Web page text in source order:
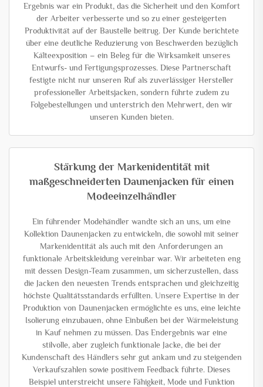
Ergebnis war ein Produkt, das die Sicherheit und den Komfort
der Arbeiter verbesserte und so zu einer gesteigerten
Produktivität auf der Baustelle beitrug. Der Kunde berichtete
über eine deutliche Reduzierung von Beschwerden bezüglich
Kälteexposition – ein Beleg für die Wirksamkeit unseres
Entwurfs- und Fertigungsprozesses. Diese Partnerschaft
festigte nicht nur unseren Ruf als zuverlässiger Hersteller
professioneller Arbeitsjacken, sondern führte zudem zu
Folgebestellungen und unterstrich den Mehrwert, den wir
unseren Kunden bieten.
Stärkung der Markenidentität mit
maßgeschneiderten Daunenjacken für einen
Modeeinzelhändler
Ein führender Modehändler wandte sich an uns, um eine
Kollektion Daunenjacken zu entwickeln, die sowohl mit seiner
Markenidentität als auch mit den Anforderungen an
funktionale Arbeitskleidung vereinbar war. Wir arbeiteten eng
mit dessen Design-Team zusammen, um sicherzustellen, dass
die Jacken den neuesten Trends entsprachen und gleichzeitig
höchste Qualitätsstandards erfüllten. Unsere Expertise in der
Produktion von Daunenjacken ermöglichte es uns, eine leichte
Isolierung einzubauen, ohne Einbußen bei der Wärmeleistung
in Kauf nehmen zu müssen. Das Endergebnis war eine
stilvolle, aber zugleich funktionale Jacke, die bei der
Kundenschaft des Händlers sehr gut ankam und zu steigenden
Verkaufszahlen sowie positivem Feedback führte. Dieses
Beispiel unterstreicht unsere Fähigkeit, Mode und Funktion